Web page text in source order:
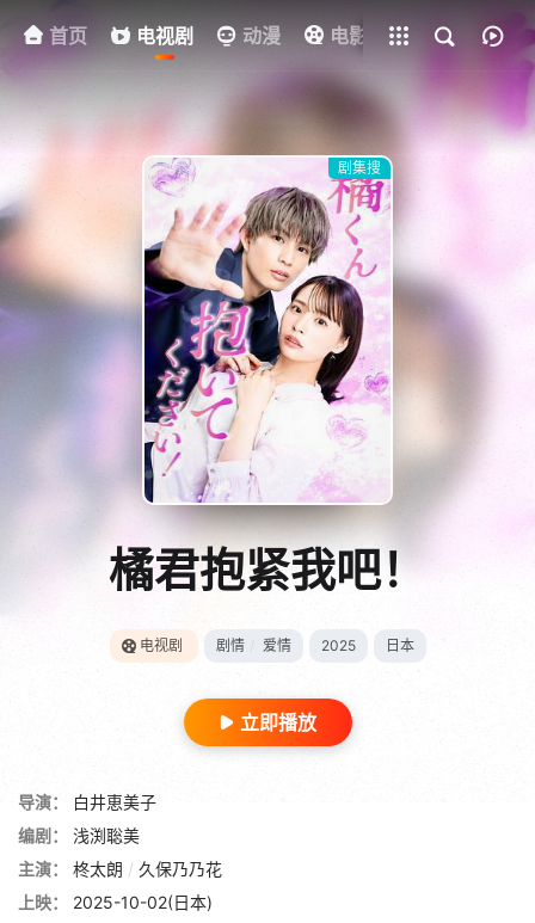
首页 电视剧 动漫 电影 其他 资
全部影片
剧集搜
橘君抱紧我吧！
电视剧 剧情 爱情 2025 日本
立即播放
导演：
白井恵美子
编剧：
浅渕聡美
主演：
柊太朗 / 久保乃乃花
上映：
2025-10-02(日本)